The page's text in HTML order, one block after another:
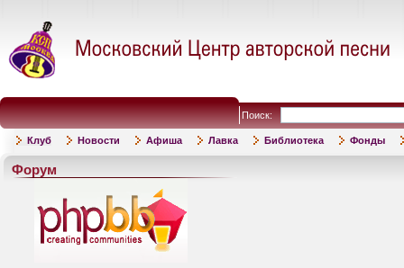
Поиск:
Клуб Новости Афиша Лавка Библиотека Фонды
Форум